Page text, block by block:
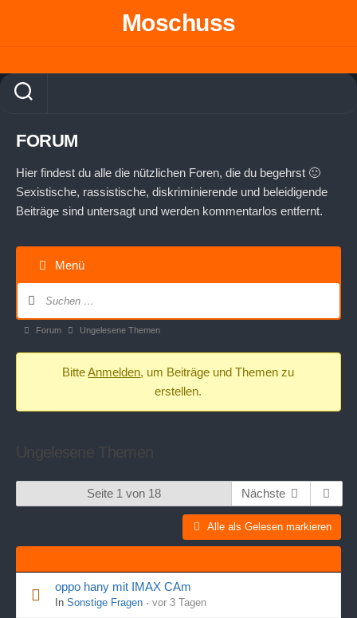
Moschuss
FORUM
Hier findest du alle die nützlichen Foren, die du begehrst 🙂
Sexistische, rassistische, diskriminierende und beleidigende
Beiträge sind untersagt und werden kommentarlos entfernt.
Menü
Forum-
bist
Forum Ungelesene Themen
BitteAnmelden, um Beiträge und Themen zu
erstellen.
Seite 1 von 18 Nächste
Alle als Gelesen markieren
oppo hany mit IMAX CAm
In Sonstige Fragen · vor 3 Tagen